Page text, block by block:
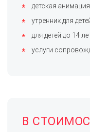
детская
утренник для
для детей до 14
услуги
В